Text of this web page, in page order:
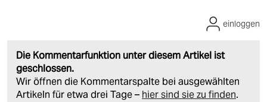
Die Kommentarfunktion unter diesem Artikel ist
geschlossen.
Wir öffnen die Kommentarspalte bei ausgewählten
Artikeln für etwa drei Tage – hier sind sie zu finden.
einloggen